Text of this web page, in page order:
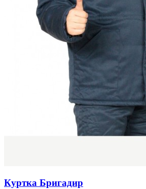
Куртка Бригадир